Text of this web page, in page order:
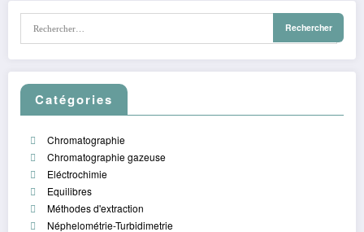
Catégories
Chromatographie
Chromatographie gazeuse
Eléctrochimie
Equilibres
Méthodes d'extraction
Néphelométrie-Turbidimetrie